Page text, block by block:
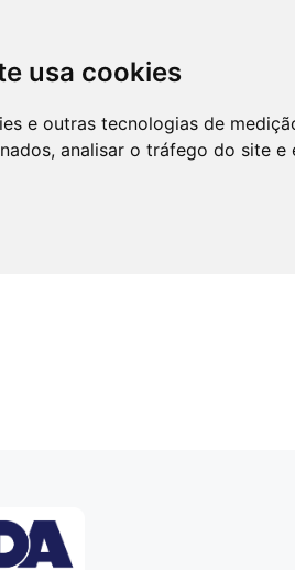
usa cookies
e outras tecnologias de
analisar o tráfego do site